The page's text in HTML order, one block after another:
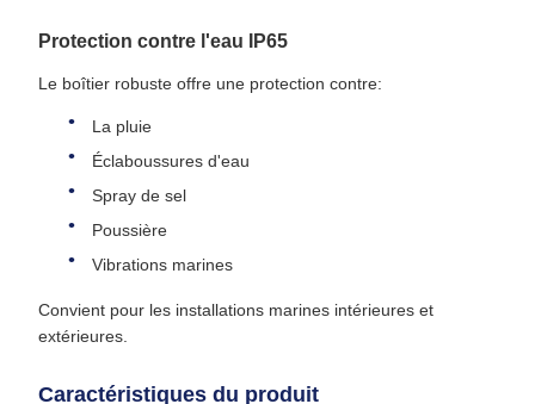
Protection contre l'eau IP65
Le boîtier robuste offre une protection contre:
La pluie
Éclaboussures d'eau
Spray de sel
Poussière
Vibrations marines
Convient pour les installations marines intérieures et
extérieures.
Caractéristiques du produit